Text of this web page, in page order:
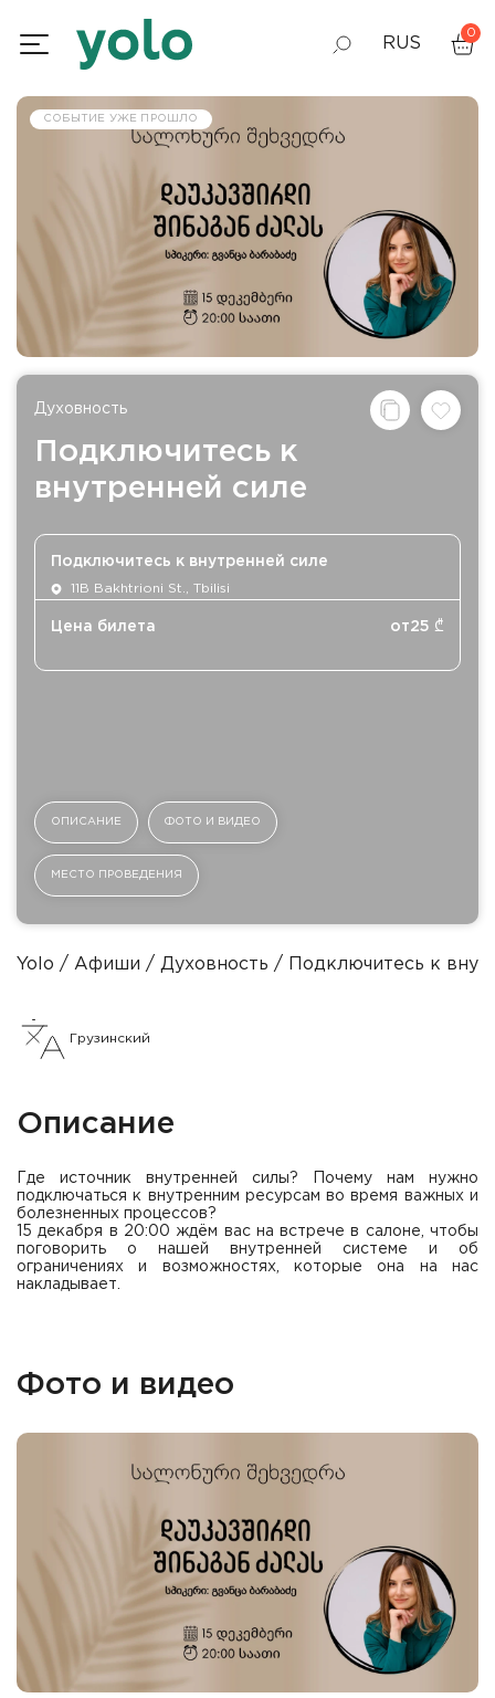
RUS
0
СОБЫТИЕ УЖЕ ПРОШЛО
Духовность
Подключитесь к
внутренней силе
Подключитесь к внутренней силе
11B Bakhtrioni St., Tbilisi
Цена билета от25 ₾
ОПИСАНИЕ ФОТО И ВИДЕО
МЕСТО ПРОВЕДЕНИЯ
Yolo Афиши Духовность Подключитесь к
Грузинский
Описание
Где источник внутренней силы? Почему нам нужно
подключаться к внутренним ресурсам во время важных и
болезненных процессов?
15 декабря в 20:00 ждём вас на встрече в салоне, чтобы
поговорить о нашей внутренней системе и об
ограничениях и возможностях, которые она на нас
накладывает.
Фото и видео